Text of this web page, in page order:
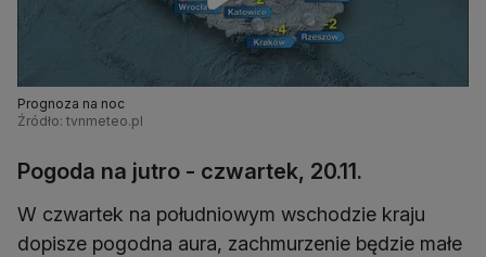
Prognoza na noc
Źródło: tvnmeteo.pl
Pogoda na jutro - czwartek, 20.11.
W czwartek na południowym wschodzie kraju
dopisze pogodna aura, zachmurzenie będzie małe